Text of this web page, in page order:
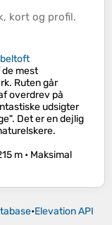
, kort og profil.
mest
Ruten går
overdrev på
udsigter
Det er en dejlig
m • Maksimal
•Elevation API